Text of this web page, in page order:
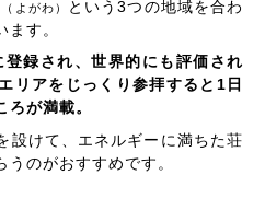
（よがわ）
という3つの地域を合わ
す。
録され、世界的にも評価され
リアをじっくり参拝すると1日
が満載。
設けて、エネルギーに満ちた荘
のがおすすめです。